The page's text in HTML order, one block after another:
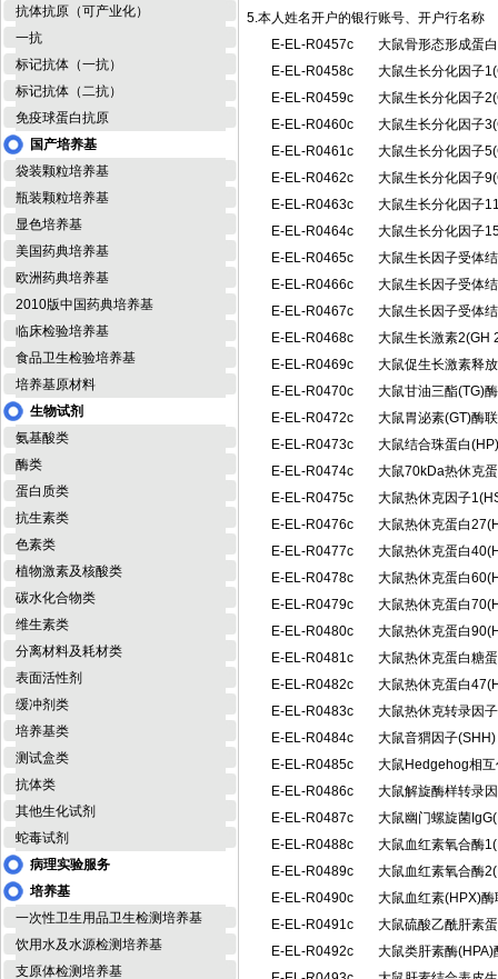
抗体抗原（可产业化）
一抗
标记抗体（一抗）
标记抗体（二抗）
免疫球蛋白抗原
国产培养基
袋装颗粒培养基
瓶装颗粒培养基
显色培养基
美国药典培养基
欧洲药典培养基
2010版中国药典培养基
临床检验培养基
食品卫生检验培养基
培养基原材料
生物试剂
氨基酸类
酶类
蛋白质类
抗生素类
色素类
植物激素及核酸类
碳水化合物类
维生素类
分离材料及耗材类
表面活性剂
缓冲剂类
培养基类
测试盒类
抗体类
其他生化试剂
蛇毒试剂
病理实验服务
培养基
一次性卫生用品卫生检测培养基
饮用水及水源检测培养基
支原体检测培养基
5.本人姓名开户的银行账号、开户行名称
E-EL-R0457c
大鼠骨形态形成蛋
E-EL-R0458c
大鼠生长分化因子
E-EL-R0459c
大鼠生长分化因子
E-EL-R0460c
大鼠生长分化因子
E-EL-R0461c
大鼠生长分化因子
E-EL-R0462c
大鼠生长分化因子
E-EL-R0463c
大鼠生长分化因子
E-EL-R0464c
大鼠生长分化因子
E-EL-R0465c
大鼠生长因子受体
E-EL-R0466c
大鼠生长因子受体
E-EL-R0467c
大鼠生长因子受体
E-EL-R0468c
大鼠生长激素2(GH
E-EL-R0469c
大鼠促生长激素释
E-EL-R0470c
大鼠甘油三酯(TG)
E-EL-R0472c
大鼠胃泌素(GT)酶
E-EL-R0473c
大鼠结合珠蛋白
E-EL-R0474c
大鼠70kDa热休克
E-EL-R0475c
大鼠热休克因子
E-EL-R0476c
大鼠热休克蛋白
E-EL-R0477c
大鼠热休克蛋白
E-EL-R0478c
大鼠热休克蛋白
E-EL-R0479c
大鼠热休克蛋白
E-EL-R0480c
大鼠热休克蛋白
E-EL-R0481c
大鼠热休克蛋白糖
E-EL-R0482c
大鼠热休克蛋白
E-EL-R0483c
大鼠热休克转录因
E-EL-R0484c
大鼠音猬因子
E-EL-R0485c
大鼠Hedgehog相
E-EL-R0486c
大鼠解旋酶样转录
E-EL-R0487c
大鼠幽门螺旋菌
E-EL-R0488c
大鼠血红素氧合酶
E-EL-R0489c
大鼠血红素氧合酶
E-EL-R0490c
大鼠血红素(HPX)
E-EL-R0491c
大鼠硫酸乙酰肝素
E-EL-R0492c
大鼠类肝素酶